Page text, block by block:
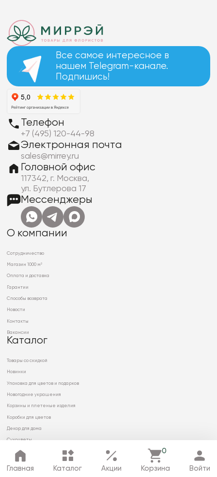
Главная Каталог Акции
0
Корзина Войти
Все самое интересное в
нашем Telegram-канале.
Подпишись!
Телефон
+7 (495) 120-44-98
Электронная почта
sales@mirrey.ru
Головной офис
117342, г. Москва,
ул. Бутлерова 17
Мессенджеры
О компании
Сотрудничество
Магазин 1000 м²
Оплата и доставка
Гарантии
Способы возврата
Новости
Контакты
Вакансии
Каталог
Товары со скидкой
Новинки
Упаковка для цветов и подарков
Новогодние украшения
Корзины и плетеные изделия
Коробки для цветов
Декор для дома
Сухоцветы
© 2026 ООО «МИРРЭЙ»